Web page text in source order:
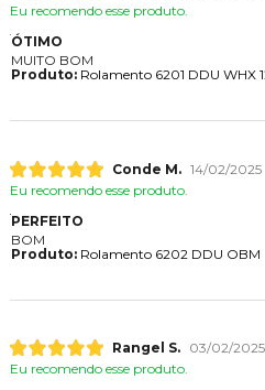
Eu recomendo esse produto.
ÓTIMO
MUITO BOM
Produto:Rolamento 6201 DDU WHX
Conde M. 14/02/2025
Eu recomendo esse produto.
PERFEITO
BOM
Produto:Rolamento 6202 DDU OBM
Rangel S.
03/02/2025
Eu recomendo esse produto.